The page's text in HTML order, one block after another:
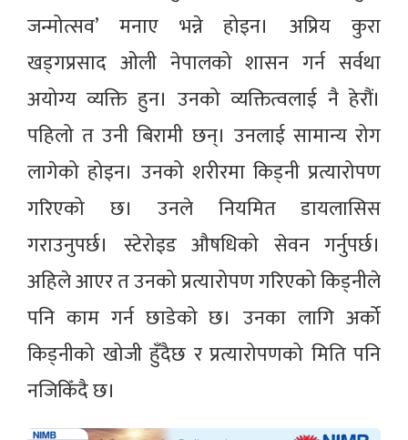
जन्मोत्सव’ मनाए भन्ने होइन। अप्रिय कुरा
खड्गप्रसाद ओली नेपालको शासन गर्न सर्वथा
अयोग्य व्यक्ति हुन। उनको व्यक्तित्वलाई नै हेरौं।
पहिलो त उनी बिरामी छन्। उनलाई सामान्य रोग
लागेको होइन। उनको शरीरमा किड्नी प्रत्यारोपण
गरिएको छ। उनले नियमित डायलासिस
गराउनुपर्छ। स्टेरोइड औषधिको सेवन गर्नुपर्छ।
अहिले आएर त उनको प्रत्यारोपण गरिएको किड्नीले
पनि काम गर्न छाडेको छ। उनका लागि अर्को
किड्नीको खोजी हुँदैछ र प्रत्यारोपणको मिति पनि
नजिकिँदै छ।